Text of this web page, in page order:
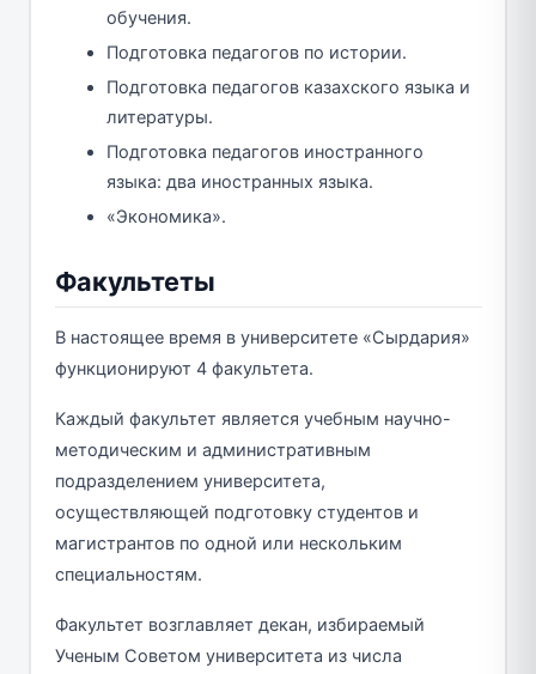
обучения.
Подготовка педагогов по истории.
Подготовка педагогов казахского языка и
литературы.
Подготовка педагогов иностранного
языка: два иностранных языка.
«Экономика».
Факультеты
В настоящее время в университете «Сырдария»
функционируют 4 факультета.
Каждый факультет является учебным научно-
методическим и административным
подразделением университета,
осуществляющей подготовку студентов и
магистрантов по одной или нескольким
специальностям.
Факультет возглавляет декан, избираемый
Ученым Советом университета из числа